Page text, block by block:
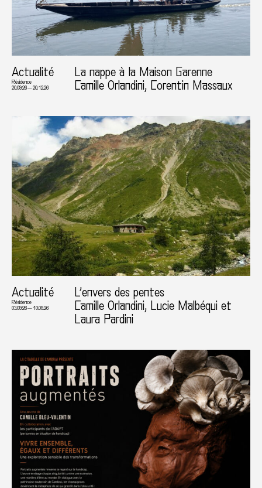
Actualité
Résidence
20.09.26 — 20.12.26
La nappe à la Maison Garenne
Camille Orlandini, Corentin Massaux
Actualité
Résidence
03.09.26 — 10.09.26
L’envers des pentes
Camille Orlandini, Lucie Malbéqui et
Laura Pardini